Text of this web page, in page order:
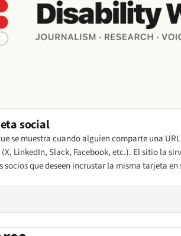
social
se muestra cuando alguien comparte una
LinkedIn, Slack, Facebook, etc.). El sitio la
que deseen incrustar la misma tarjeta en